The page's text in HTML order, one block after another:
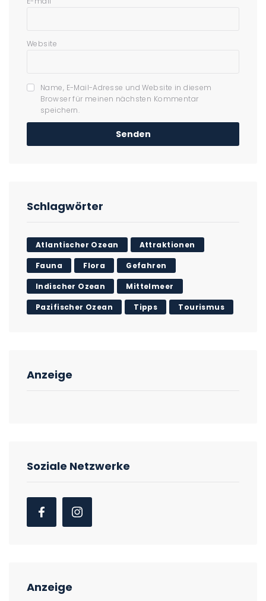
Website
Name, E-Mail-Adresse und Website in diesem
Browser für meinen nächsten Kommentar
speichern.
Schlagwörter
Atlantischer Ozean Attraktionen
Fauna Flora Gefahren
Indischer Ozean Mittelmeer
Pazifischer Ozean Tipps Tourismus
Anzeige
Soziale Netzwerke
Anzeige